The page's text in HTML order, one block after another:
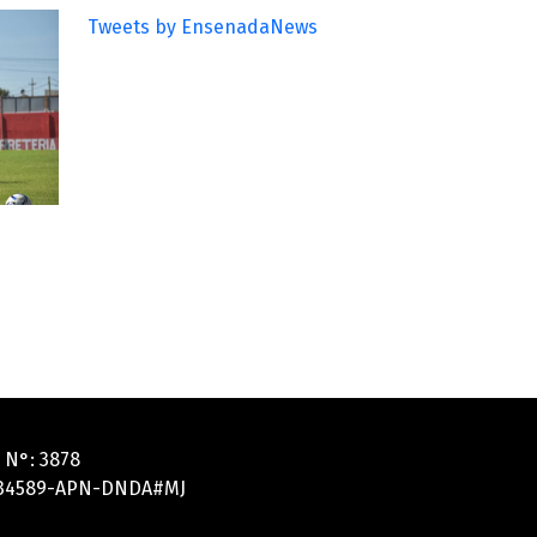
Tweets by EnsenadaNews
3878
APN-DNDA#MJ